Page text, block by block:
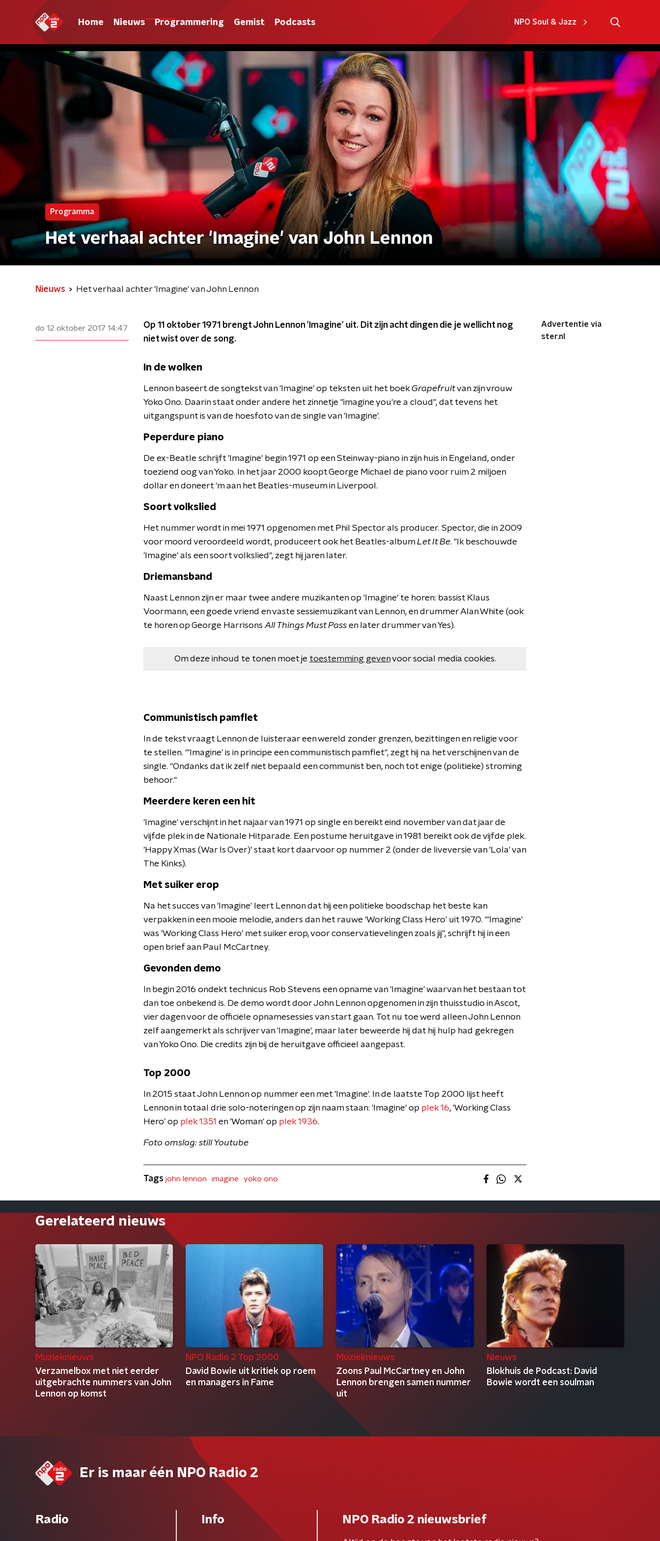
Home Nieuws Programmering Gemist Podcasts NPO Soul & Jazz
Programma
Het verhaal achter 'Imagine' van John Lennon
Nieuws Het verhaal achter 'Imagine' van John Lennon
do 12 oktober 2017 14:47
Op 11 oktober 1971 brengt John Lennon 'Imagine' uit. Dit zijn acht dingen die je wellicht nog
niet wist over de song.
In de wolken
Lennon baseert de songtekst van 'Imagine' op teksten uit het boek Grapefruitvan zijn vrouw
Yoko Ono. Daarin staat onder andere het zinnetje "imagine you're a cloud", dat tevens het
uitgangspunt is van de hoesfoto van de single van 'Imagine'.
Peperdure piano
De ex-Beatle schrijft 'Imagine' begin 1971 op een Steinway-piano in zijn huis in Engeland, onder
toeziend oog van Yoko. In het jaar 2000 koopt George Michael de piano voor ruim 2 miljoen
dollar en doneert 'm aan het Beatles-museum in Liverpool.
Soort volkslied
Het nummer wordt in mei 1971 opgenomen met Phil Spector als producer. Spector, die in 2009
voor moord veroordeeld wordt, produceert ook het Beatles-albumLet It Be. "Ik beschouwde
'Imagine' als een soort volkslied", zegt hij jaren later.
Driemansband
Naast Lennon zijn er maar twee andere muzikanten op 'Imagine' te horen: bassist Klaus
Voormann, een goede vriend en vaste sessiemuzikant van Lennon, en drummer Alan White (ook
te horen op George Harrisons All Things Must Pass en later drummer van Yes).
Om deze inhoud te tonen moet je toestemming gevenvoor social media cookies.
Communistisch pamflet
In de tekst vraagt Lennon de luisteraar een wereld zonder grenzen, bezittingen en religie voor
te stellen. "'Imagine' is in principe een communistisch pamflet", zegt hij na het verschijnen van de
single. "Ondanks dat ik zelf niet bepaald een communist ben, noch tot enige (politieke) stroming
behoor."
Meerdere keren een hit
'Imagine' verschijnt in het najaar van 1971 op single en bereikt eind november van dat jaar de
vijfde plek in de Nationale Hitparade. Een postume heruitgave in 1981 bereikt ook de vijfde plek.
'Happy Xmas (War Is Over)' staat kort daarvoor op nummer 2 (onder de liveversie van 'Lola' van
The Kinks).
Met suiker erop
Na het succes van 'Imagine' leert Lennon dat hij een politieke boodschap het beste kan
verpakken in een mooie melodie, anders dan het rauwe 'Working Class Hero' uit 1970. "'Imagine'
was 'Working Class Hero' met suiker erop, voor conservatievelingen zoals jij", schrijft hij in een
open brief aan Paul McCartney.
Gevonden demo
In begin 2016 ondekt technicus Rob Stevens een opname van 'Imagine' waarvan het bestaan tot
dan toe onbekend is. De demo wordt door John Lennon opgenomen in zijn thuisstudio in Ascot,
vier dagen voor de officiële opnamesessies van start gaan. Tot nu toe werd alleen John Lennon
zelf aangemerkt als schrijver van 'Imagine', maar later beweerde hij dat hij hulp had gekregen
van Yoko Ono. Die credits zijn bij de heruitgave officieel aangepast.
Top 2000
In 2015 staat John Lennon op nummer een met 'Imagine'. In de laatste Top 2000 lijst heeft
Lennon in totaal drie solo-noteringen op zijn naam staan: 'Imagine' op plek 16, 'Working Class
Hero' op plek 1351 en 'Woman' op plek 1936.
Foto omslag: still Youtube
Advertentie via
ster.nl
Tags john lennon imagine yoko ono
Gerelateerd nieuws
Muzieknieuws
Verzamelbox met niet eerder
uitgebrachte nummers van John
Lennon op komst
NPO Radio 2 Top 2000
David Bowie uit kritiek op roem
en managers in Fame
Muzieknieuws
Zoons Paul McCartney en John
Lennon brengen samen nummer
uit
Nieuws
Blokhuis de Podcast: David
Bowie wordt een soulman
Er is maar één NPO Radio 2
Radio Info NPO Radio 2 nieuwsbrief